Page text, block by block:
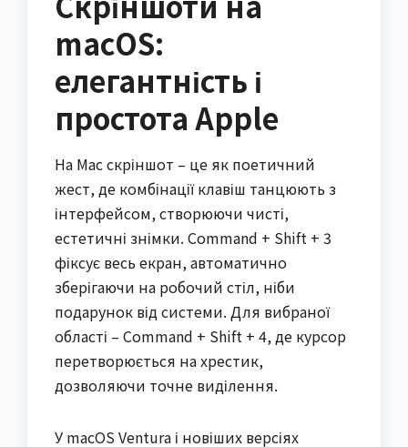
macOS:
елегантність і
простота Apple
На Mac скріншот – це як поетичний
жест, де комбінації клавіш танцюють з
інтерфейсом, створюючи чисті,
естетичні знімки. Command + Shift + 3
фіксує весь екран, автоматично
зберігаючи на робочий стіл, ніби
подарунок від системи. Для вибраної
області – Command + Shift + 4, де курсор
перетворюється на хрестик,
дозволяючи точне виділення.
У macOS Ventura і новіших версіях